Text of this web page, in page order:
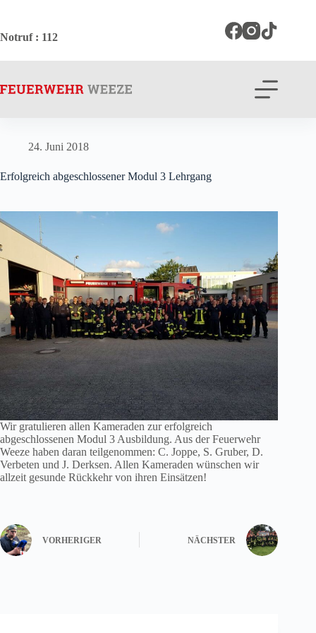
springen
Notruf: 112
24. Juni 2018
Erfolgreich abgeschlossener Modul 3 Lehrgang
Wir gratulieren allen Kameraden zur erfolgreich
abgeschlossenen Modul 3 Ausbildung. Aus der Feuerwehr
Weeze haben daran teilgenommen: C. Joppe, S. Gruber, D.
Verbeten und J. Derksen. Allen Kameraden wünschen wir
allzeit gesunde Rückkehr von ihren Einsätzen!
VORHERIGER NÄCHSTER